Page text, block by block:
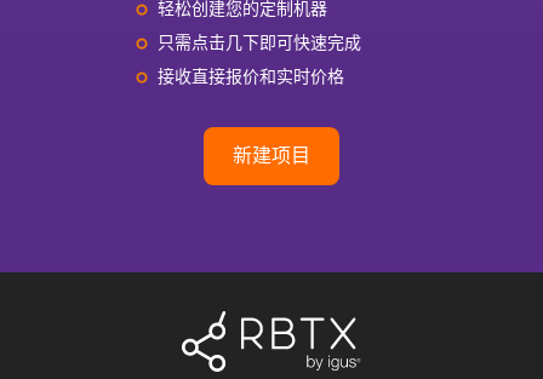
轻松创建您的定制机器
只需点击几下即可快速完成
接收直接报价和实时价格
新建项目